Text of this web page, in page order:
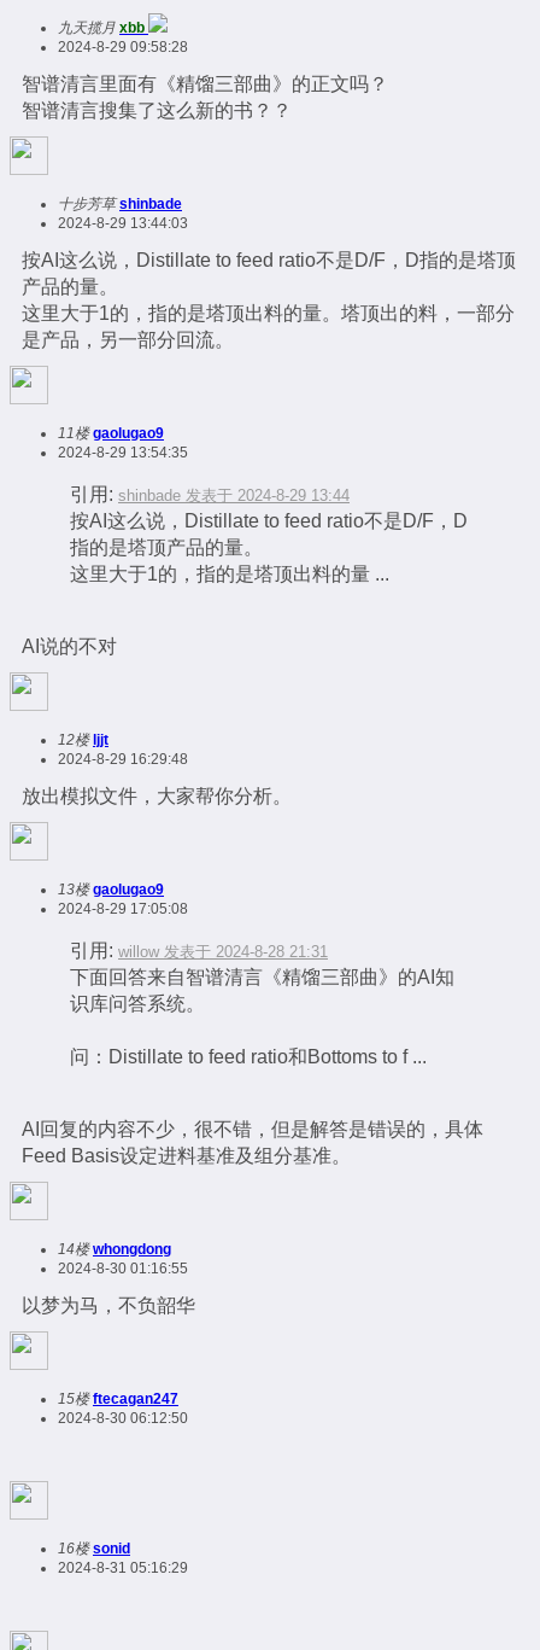
九天揽月 xbb
2024-8-29 09:58:28
智谱清言里面有《精馏三部曲》的正文吗？
智谱清言搜集了这么新的书？？
十步芳草 shinbade
2024-8-29 13:44:03
按AI这么说，Distillate to feed ratio不是D/F，D指的是塔顶
产品的量。
这里大于1的，指的是塔顶出料的量。塔顶出的料，一部分
是产品，另一部分回流。
11楼 gaolugao9
2024-8-29 13:54:35
引用: shinbade 发表于 2024-8-29 13:44
按AI这么说，Distillate to feed ratio不是D/F，D
指的是塔顶产品的量。
这里大于1的，指的是塔顶出料的量 ...
AI说的不对
12楼 ljjt
2024-8-29 16:29:48
放出模拟文件，大家帮你分析。
13楼 gaolugao9
2024-8-29 17:05:08
引用: willow 发表于 2024-8-28 21:31
下面回答来自智谱清言《精馏三部曲》的AI知
识库问答系统。
问：Distillate to feed ratio和Bottoms to f ...
AI回复的内容不少，很不错，但是解答是错误的，具体
Feed Basis设定进料基准及组分基准。
14楼 whongdong
2024-8-30 01:16:55
以梦为马，不负韶华
15楼 ftecagan247
2024-8-30 06:12:50
16楼 sonid
2024-8-31 05:16:29